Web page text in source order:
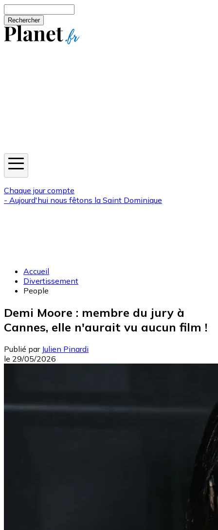
Chaque jour compte
- Aujourd'hui nous fêtons la Saint Dominique
Accueil
Divertissement
People
Demi Moore : membre du jury à
Cannes, elle n'aurait vu aucun film !
Publié par Julien Pinardi
le 29/05/2026